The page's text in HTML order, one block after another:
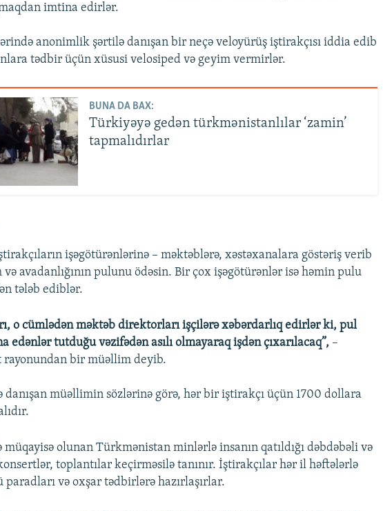
imtina edirlər.
anonimlik şərtilə danışan bir neçə veloyürüş iştirakçısı iddia edib
tədbir üçün xüsusi velosiped və geyim vermirlər.
BUNA DA BAX:
Türkiyəyə gedən türkmənistanlılar ‘zamin’
tapmalıdırlar
işəgötürənlərinə – məktəblərə, xəstəxanalara göstəriş verib
avadanlığının pulunu ödəsin. Bir çox işəgötürənlər isə həmin pulu
tələb ediblər.
o cümlədən məktəb direktorları işçilərə xəbərdarlıq edirlər ki, pul
edənlər tutduğu vəzifədən asılı olmayaraq işdən çıxarılacaq”, –
rayonundan bir müəllim deyib.
müəllimin sözlərinə görə, hər bir iştirakçı üçün 1700 dollara
olunan Türkmənistan minlərlə insanın qatıldığı dəbdəbəli və
toplantılar keçirməsilə tanınır. İştirakçılar hər il həftələrlə
və oxşar tədbirlərə hazırlaşırlar.